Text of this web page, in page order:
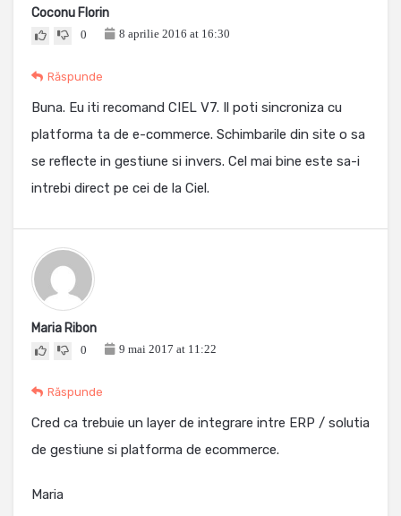
Coconu Florin
0 8 aprilie 2016 at 16:30
Răspunde
Buna. Eu iti recomand CIEL V7. Il poti sincroniza cu
platforma ta de e-commerce. Schimbarile din site o sa
se reflecte in gestiune si invers. Cel mai bine este sa-i
intrebi direct pe cei de la Ciel.
Maria Ribon
0 9 mai 2017 at 11:22
Răspunde
Cred ca trebuie un layer de integrare intre ERP / solutia
de gestiune si platforma de ecommerce.
Maria